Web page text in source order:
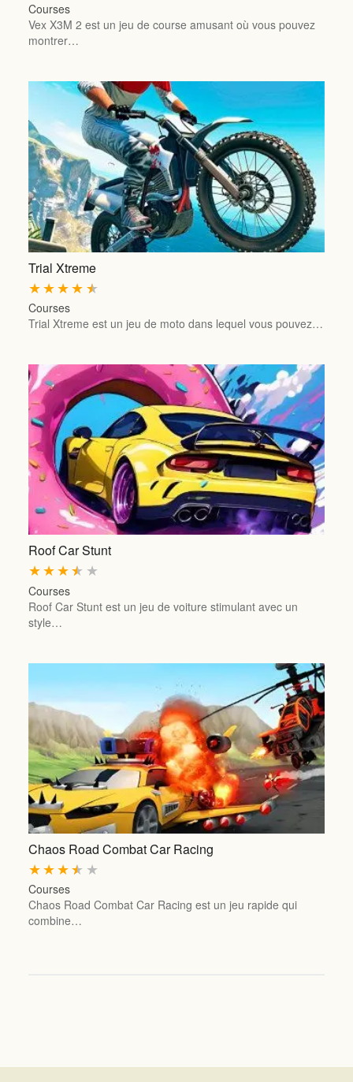
Courses
Vex X3M 2 est un jeu de course amusant où vous pouvez
montrer…
Trial Xtreme
★
★
★
★
★
Courses
Trial Xtreme est un jeu de moto dans lequel vous pouvez…
Roof Car Stunt
★
★
★
★
★
Courses
Roof Car Stunt est un jeu de voiture stimulant avec un
style…
Chaos Road Combat Car Racing
★
★
★
★
★
Courses
Chaos Road Combat Car Racing est un jeu rapide qui
combine…